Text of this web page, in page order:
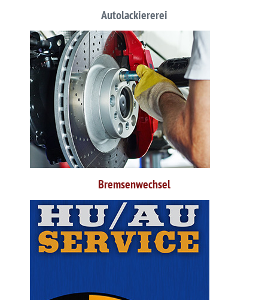
Autolackiererei
Bremsenwechsel